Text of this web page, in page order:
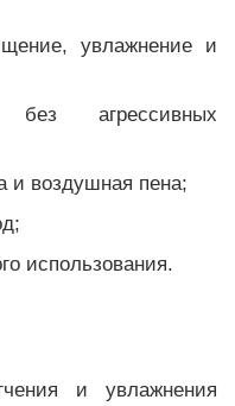
увлажнение и
агрессивных
и воздушная пена;
использования.
и увлажнения